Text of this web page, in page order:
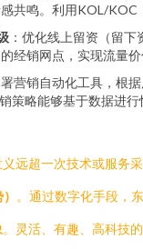
共鸣。利用KOL/
：优化线上留资（留
经销网点，实现流量
署营销自动化工具，根
策略能够基于数据进行
远超一次技术或服务
。通过数字化手段，
。灵活、有趣、高科技